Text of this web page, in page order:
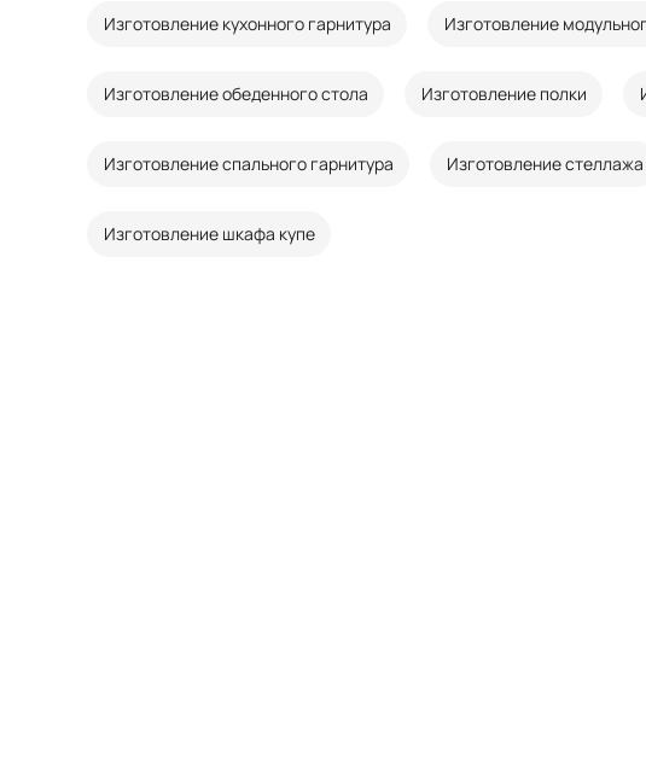
Изготовление кухонного гарнитура Изготовление
Изготовление обеденного стола Изготовление полки
Изготовление спального гарнитура Изготовление стеллажа
Изготовление шкафа купе